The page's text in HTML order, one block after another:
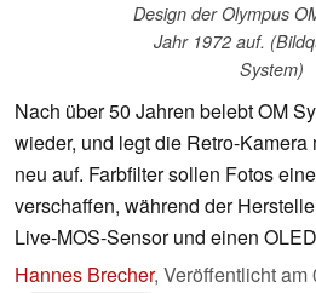
Design der Olympus
Jahr 1972 auf.
System)
Nach über 50 Jahren belebt OM
wieder, und legt die Retro-
neu auf. Farbfilter sollen Fotos
verschaffen, während der
Live-MOS-Sensor und einen
Hannes Brecher, Veröffentlicht am